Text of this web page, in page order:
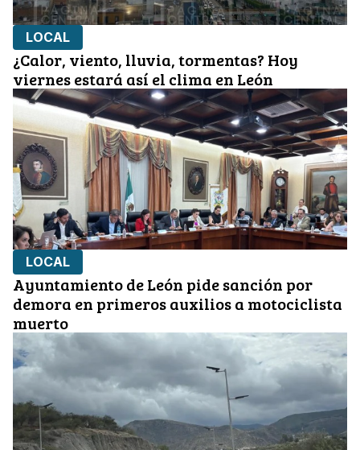
LOCAL
¿Calor, viento, lluvia, tormentas? Hoy
viernes estará así el clima en León
LOCAL
Ayuntamiento de León pide sanción por
demora en primeros auxilios a motociclista
muerto